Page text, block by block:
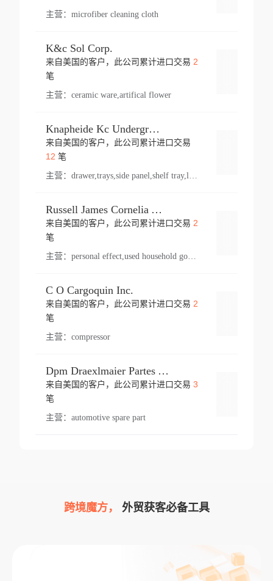
主营： microfiber cleaning cloth
K&c Sol Corp.
来自美国的客户，此公司累计进口交易 2
笔
主营： ceramic ware,artifical flower
Knapheide Kc Underground
来自美国的客户，此公司累计进口交易
12 笔
主营：
Russell James Cornelia Arlington Va
来自美国的客户，此公司累计进口交易 2
笔
主营： personal effect,used household goods
C O Cargoquin Inc.
来自美国的客户，此公司累计进口交易 2
笔
主营： compressor
Dpm Draexlmaier Partes Automotrices Corr Ind Huejotzingo
来自美国的客户，此公司累计进口交易 3
笔
主营： automotive spare part
跨境魔方， 外贸获客必备工具